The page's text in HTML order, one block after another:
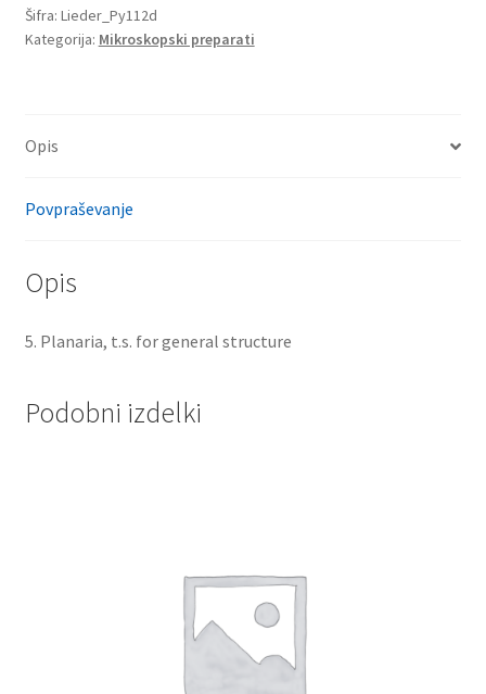
količina
Šifra: Lieder_Py112d
Kategorija: Mikroskopski preparati
Opis
Povpraševanje
Opis
5. Planaria, t.s. for general structure
Podobni izdelki